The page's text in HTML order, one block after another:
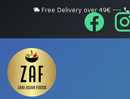
Free Delivery over 49€---